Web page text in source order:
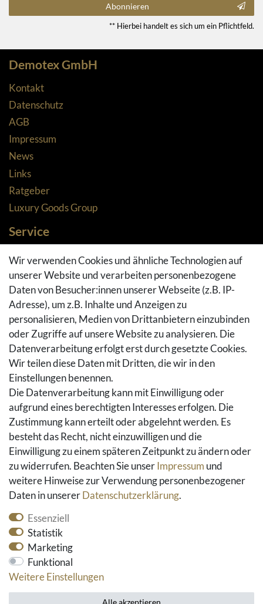
Abonnieren
** Hierbei handelt es sich um ein Pflichtfeld.
Demotex GmbH
Kontakt
Datenschutz
AGB
Impressum
News
Links
Ratgeber
Luxury Goods Group
Service
Zahlungsarten
Versandarten & -kosten
Widerrufsrecht
Rückgaberecht
Vertrag widerrufen
Warenkorb
Hilfe
Social Media
Facebook
Instagram
Pinterest
Youtube
Houzz
* alle Preise inkl. gesetzlicher Mehrwertsteuer und
zzgl. Versandkosten
Wir verwenden Cookies und ähnliche Technologien auf
unserer Website und verarbeiten personenbezogene
Daten von Besucher:innen unserer Webseite (z.B. IP-
Adresse), um z.B. Inhalte und Anzeigen zu
personalisieren, Medien von Drittanbietern einzubinden
oder Zugriffe auf unsere Website zu analysieren. Die
Datenverarbeitung erfolgt erst durch gesetzte Cookies.
Wir teilen diese Daten mit Dritten, die wir in den
Einstellungen benennen.
Die Datenverarbeitung kann mit Einwilligung oder
aufgrund eines berechtigten Interesses erfolgen. Die
Zustimmung kann erteilt oder abgelehnt werden. Es
besteht das Recht, nicht einzuwilligen und die
Einwilligung zu einem späteren Zeitpunkt zu ändern oder
zu widerrufen. Beachten Sie unserImpressum und
weitere Hinweise zur Verwendung personenbezogener
Daten in unsererDaten­schutz­erklärung.
Essenziell
Statistik
Marketing
Funktional
Weitere Einstellungen
Alle akzeptieren